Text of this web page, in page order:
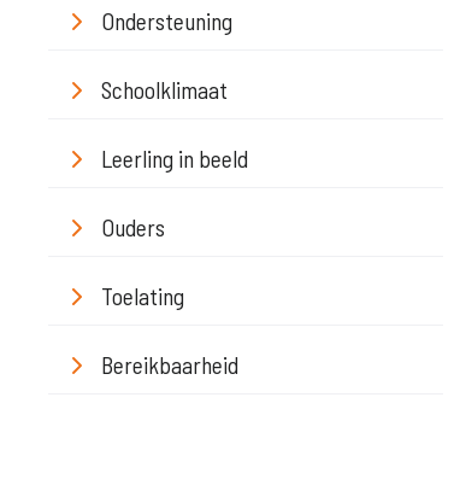
Ondersteuning
Schoolklimaat
Leerling in beeld
Ouders
Toelating
Bereikbaarheid